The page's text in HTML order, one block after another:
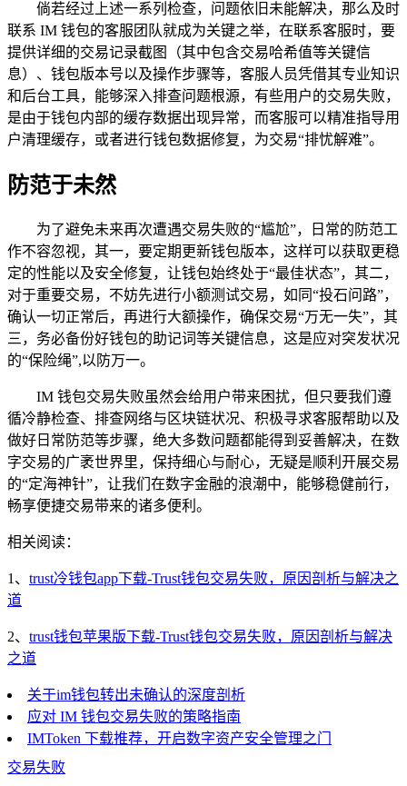
倘若经过上述一系列检查，问题依旧未能解决，那么及时
联系 IM 钱包的客服团队就成为关键之举，在联系客服时，要
提供详细的交易记录截图（其中包含交易哈希值等关键信
息）、钱包版本号以及操作步骤等，客服人员凭借其专业知识
和后台工具，能够深入排查问题根源，有些用户的交易失败，
是由于钱包内部的缓存数据出现异常，而客服可以精准指导用
户清理缓存，或者进行钱包数据修复，为交易“排忧解难”。
防范于未然
为了避免未来再次遭遇交易失败的“尴尬”，日常的防范工
作不容忽视，其一，要定期更新钱包版本，这样可以获取更稳
定的性能以及安全修复，让钱包始终处于“最佳状态”，其二，
对于重要交易，不妨先进行小额测试交易，如同“投石问路”，
确认一切正常后，再进行大额操作，确保交易“万无一失”，其
三，务必备份好钱包的助记词等关键信息，这是应对突发状况
的“保险绳”,以防万一。
IM 钱包交易失败虽然会给用户带来困扰，但只要我们遵
循冷静检查、排查网络与区块链状况、积极寻求客服帮助以及
做好日常防范等步骤，绝大多数问题都能得到妥善解决，在数
字交易的广袤世界里，保持细心与耐心，无疑是顺利开展交易
的“定海神针”，让我们在数字金融的浪潮中，能够稳健前行，
畅享便捷交易带来的诸多便利。
相关阅读：
1、 trust冷钱包app下载-Trust钱包交易失败，原因剖析与解决之
道
2、 trust钱包苹果版下载-Trust钱包交易失败，原因剖析与解决
之道
关于im钱包转出未确认的深度剖析
应对 IM 钱包交易失败的策略指南
IMToken 下载推荐，开启数字资产安全管理之门
交易失败